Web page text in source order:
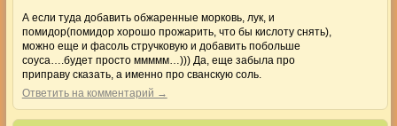
А если туда добавить обжаренные морковь, лук, и
помидор(помидор хорошо прожарить, что бы кислоту снять),
можно еще и фасоль стручковую и добавить побольше
соуса….будет просто ммммм…))) Да, еще забыла про
приправу сказать, а именно про сванскую соль.
Ответить на комментарий →